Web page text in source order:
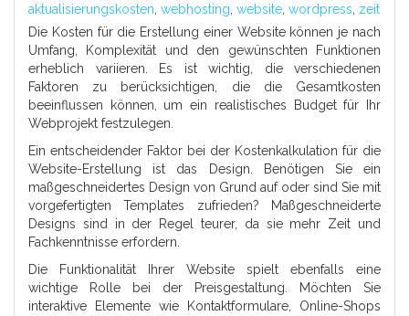
aktualisierungskosten webhosting website wordpress zeit
Die Kosten für die Erstellung einer Website können je nach
Umfang, Komplexität und den gewünschten Funktionen
erheblich variieren. Es ist wichtig, die verschiedenen
Faktoren zu berücksichtigen, die die Gesamtkosten
beeinflussen können, um ein realistisches Budget für Ihr
Webprojekt festzulegen.
Ein entscheidender Faktor bei der Kostenkalkulation für die
Website-Erstellung ist das Design. Benötigen Sie ein
maßgeschneidertes Design von Grund auf oder sind Sie mit
vorgefertigten Templates zufrieden? Maßgeschneiderte
Designs sind in der Regel teurer, da sie mehr Zeit und
Fachkenntnisse erfordern.
Die Funktionalität Ihrer Website spielt ebenfalls eine
wichtige Rolle bei der Preisgestaltung. Möchten Sie
interaktive Elemente wie Kontaktformulare, Online-Shops